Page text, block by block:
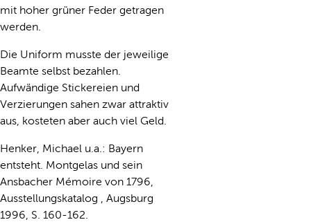
mit hoher grüner Feder getragen
werden.
Die Uniform musste der jeweilige
Beamte selbst bezahlen.
Aufwändige Stickereien und
Verzierungen sahen zwar attraktiv
aus, kosteten aber auch viel Geld.
Henker, Michael u.a.: Bayern
entsteht. Montgelas und sein
Ansbacher Mémoire von 1796,
Ausstellungskatalog , Augsburg
1996, S. 160-162.